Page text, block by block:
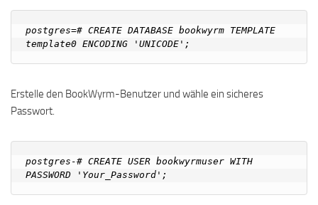
postgres=# CREATE DATABASE bookwyrm TEMPLATE
Erstelle den BookWyrm-Benutzer und wähle ein sicheres
Passwort.
postgres-# CREATE USER bookwyrmuser WITH